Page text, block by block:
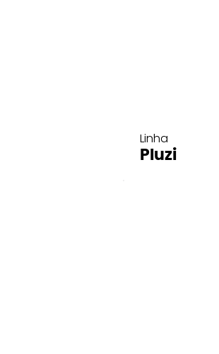
Linha
Pluzi